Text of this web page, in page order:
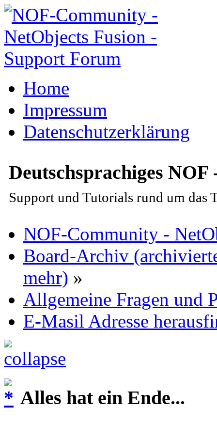
Home
Impressum
Datenschutzerklärung
Deutschsprachiges NOF
Support und Tutorials rund um das
NOF-Community -
Board-Archiv
mehr) »
Allgemeine Fragen und
E-Masil Adresse
Alles hat ein Ende...